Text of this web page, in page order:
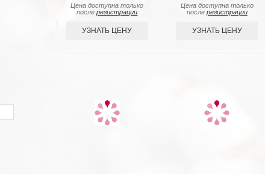
Цена доступна только
послерегистрации
УЗНАТЬ ЦЕНУ
Цена доступна только
после регистрации
УЗНАТЬ ЦЕНУ